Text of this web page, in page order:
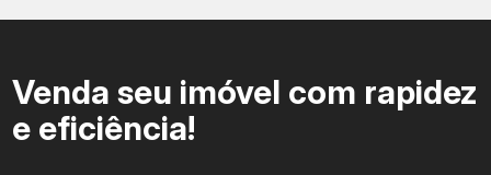
Venda seu imóvel com rapidez
e eficiência!